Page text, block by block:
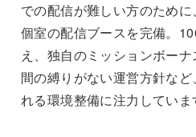
での配信が難しい方のため
個室の配信ブースを完備。
え、独自のミッションボー
間の縛りがない運営方針な
れる環境整備に注力していま